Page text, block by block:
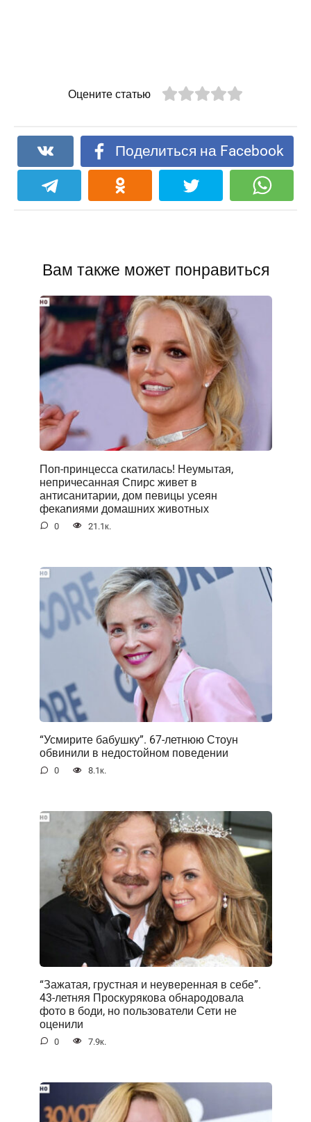
Оцените статью
Поделиться на Facebook
Вам также может понравиться
Поп-принцесса скатилась! Неумытая,
непричесанная Спирс живет в
антисанитарии, дом певицы усеян
фекаnиями домашних животных
0 21.1к.
“Усмирите бабушку”. 67-летнюю Стоун
обвинили в недостойном поведении
0 8.1к.
“Зажатая, грустная и неуверенная в себе”.
43-летняя Проскурякова обнародовала
фото в боди, но пользователи Сети не
оценили
0 7.9к.